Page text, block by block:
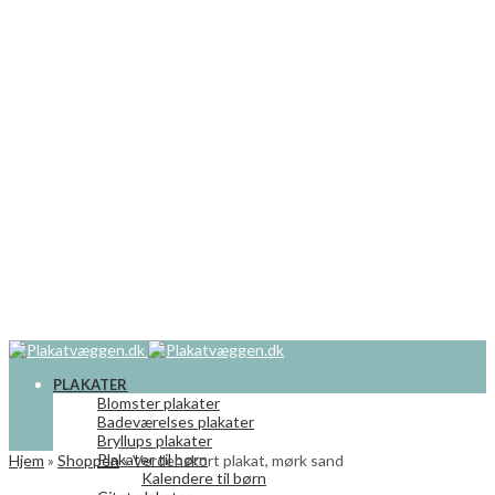
PLAKATER
Blomster plakater
Badeværelses plakater
Bryllups plakater
Plakater til børn
Kalendere til børn
Hjem » Shoppen»Verdenskort plakat, mørk sand